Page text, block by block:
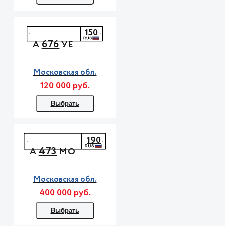
А676УЕ
150
Московская обл.
120 000 руб.
Выбрать
А473МО
190
Московская обл.
400 000 руб.
Выбрать